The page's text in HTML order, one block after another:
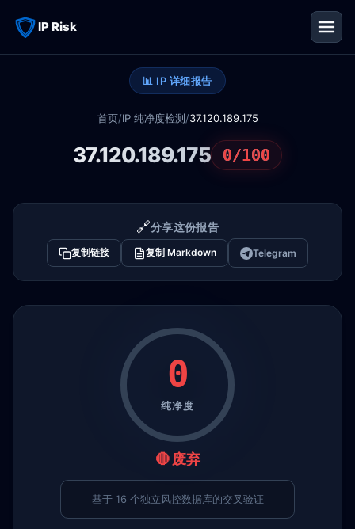
IP Risk
📊 IP 详细报告
首页/IP 纯净度检测/37.120.189.175
37.120.189.175 0/100
🔗分享这份报告
复制链接 复制 Markdown Telegram
0
纯净度
🔴 废弃
基于 16 个独立风控数据库的交叉验证